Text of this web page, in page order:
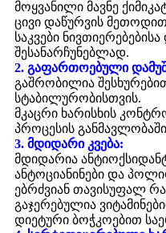
მოყვანილი მავნე
ცივი დაწურვის
საკვები
შესანარჩუნებლად.
2. გაფართოებული
გაშრობილია
სტაბილურობისთვის.
მკაცრი ხარისხის
პროცესის
3. მდიდარი კვება:
მდიდარია
ანტოციანინები და
ებრძვიან თავისუფალ
გაჯერებულია
დიეტური ბოჭკოებით